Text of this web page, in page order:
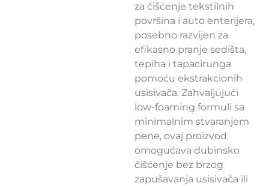
za čišćenje tekstilnih
površina i auto enterijera,
posebno razvijen za
efikasno pranje sedišta,
tepiha i tapacirunga
pomoću ekstrakcionih
usisivača. Zahvaljujući
low-foaming formuli sa
minimalnim stvaranjem
pene, ovaj proizvod
omogućava dubinsko
čišćenje bez brzog
zapušavanja usisivača ili